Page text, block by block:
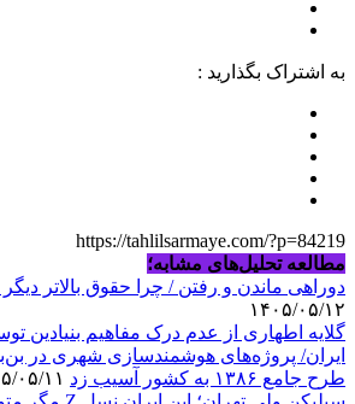
به اشتراک بگذارید :
https://tahlilsarmaye.com/?p=84219
مطالعه تحلیل‌های مشابه؛
دوراهی ماندن و رفتن / چرا حقوق بالاتر
۱۴۰۵/۰۵/۱۲
گلایه اطهاری از عدم درک مفاهیم بنیادین
ایران/ پروژه‌های هوشمندسازی شهری در
طرح جامع ۱۳۸۶ به کشور آسیب زد